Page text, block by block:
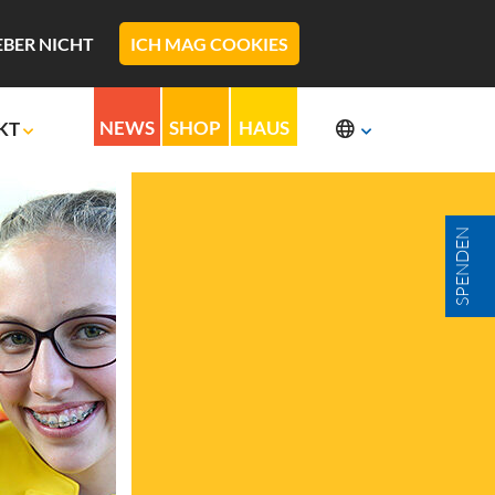
NICHT ICH MAG COOKIES
& Co
& Partner
NEWS SHOP HAUS
SPENDEN